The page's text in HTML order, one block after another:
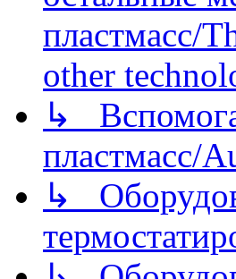
пластмасс/
other
↳
пластмасс/
↳